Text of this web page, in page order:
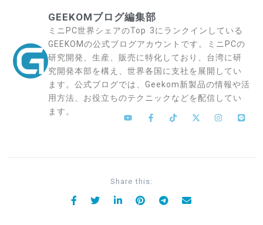
GEEKOMブログ編集部
ミニPC世界シェアのTop 3にランクインしている
GEEKOMの公式ブログアカウントです。ミニPCの
研究開発、生産、販売に特化しており、台湾に研
究開発本部を構え、世界各国に支社を展開してい
ます。公式ブログでは、Geekom新製品の情報や活
用方法、お役立ちのテクニックなどを配信してい
ます。
Share this: